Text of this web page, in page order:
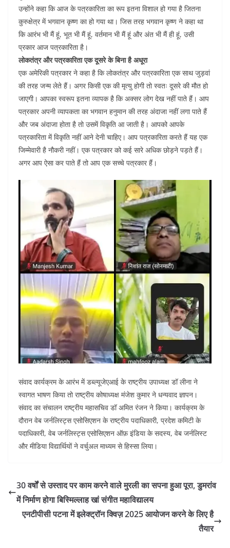
उन्होंने कहा कि आज के पत्रकारिता का रूप इतना विशाल हो गया है जितना
कुरुक्षेत्र में भगवान कृष्ण का हो गया था। जिस तरह भगवान कृष्ण ने कहा था
कि आरंभ भी मैं हूं, भूत भी मैं हूं, वर्तमान भी मैं हूं और अंत भी मैं ही हूं, उसी
प्रकार आज पत्रकारिता है।
लोकतंत्र और पत्रकारिता एक दूसरे के बिना है अधूरा
एक अमेरिकी पत्रकार ने कहा है कि लोकतंत्र और पत्रकारिता एक साथ जुड़वां
की तरह जन्म लेते हैं। अगर किसी एक की मृत्यु होगी तो स्वतः दूसरे की मौत हो
जाएगी। आपका स्वरूप इतना व्यापक है कि अक्सर लोग देख नहीं पाते हैं। आप
पत्रकार अपनी व्यापकता का भगवान हनुमान की तरह अंदाजा नहीं लगा पाते हैं
और जब अंदाजा होता है तो उसमें विकृति आ जाती है। आपको आपके
पत्रकारिता में विकृति नहीं आने देनी चाहिए। आप पत्रकारिता करते हैं यह एक
जिम्मेवारी है नौकरी नहीं। एक पत्रकार को कई सारे अधिक छोड़ने पड़ते हैं।
अगर आप ऐसा कर पाते हैं तो आप एक सच्चे पत्रकार हैं।
संवाद कार्यक्रम के आरंभ में डब्ल्यूजेएआई के राष्ट्रीय उपाध्यक्ष डॉ लीना ने
स्वागत भाषण किया तो राष्ट्रीय कोषाध्यक्ष मंजेश कुमार ने धन्यवाद ज्ञापन।
संवाद का संचालन राष्ट्रीय महासचिव डॉ अमित रंजन ने किया। कार्यक्रम के
दौरान वेब जर्नलिस्ट्स एसोसिएशन के राष्ट्रीय पदाधिकारी, प्रदेश कमिटी के
पदाधिकारी, वेब जर्नलिस्ट्स एसोसिएशन ऑफ़ इंडिया के सदस्य, वेब जर्नलिस्ट
और मीडिया विद्यार्थियों ने वर्चुअल माध्यम से हिस्सा लिया।
30 वर्षों से उस्ताद पर काम करने वाले मुरली का सपना हुआ पूरा, डुमरांव
में निर्माण होगा बिस्मिल्लाह खां संगीत महाविद्यालय
एनटीपीसी पटना में इलेक्ट्रॉन क्विज़ 2025 आयोजन करने के लिए है
तैयार